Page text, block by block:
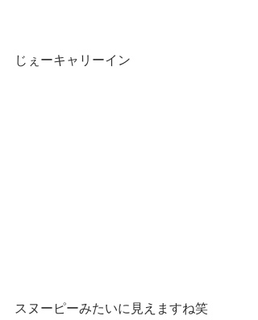
じぇーキャリーイン
スヌーピーみたいに見えますね笑